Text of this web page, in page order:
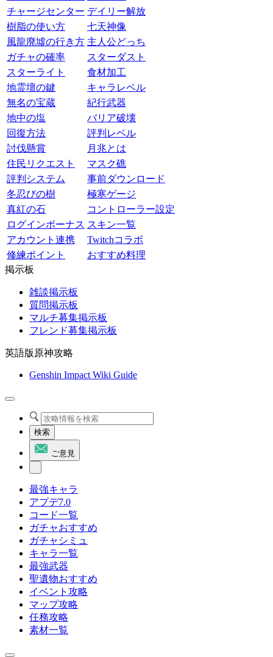
チャージセンター デイリー解放
樹脂の使い方
七天神像
風龍廃墟の行き方 主人公どっち
ガチャの確率
スターダスト
スターライト
食材加工
地霊壇の鍵
キャラレベル
無名の宝蔵
紀行武器
地中の塩
バリア破壊
回復方法
評判レベル
討伐懸賞
月兆とは
住民リクエスト
マスク礁
評判システム
事前ダウンロード
冬忍びの樹
極寒ゲージ
真紅の石
コントローラー設定
ログインボーナス スキン一覧
アカウント連携
Twitchコラボ
修練ポイント
おすすめ料理
掲示板
雑談掲示板
質問掲示板
マルチ募集掲示板
フレンド募集掲示板
英語版原神攻略
Genshin Impact Wiki Guide
検索
ご意見
最強キャラ
アプデ7.0
コード一覧
ガチャおすすめ
ガチャシミュ
キャラ一覧
最強武器
聖遺物おすすめ
イベント攻略
マップ攻略
任務攻略
素材一覧